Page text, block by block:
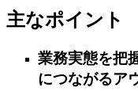
主なポイント
業務実態を把
につながるア